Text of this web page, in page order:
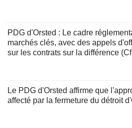
PDG d'Orsted : Le cadre
marchés clés, avec des appels
sur les contrats sur la différence
Le PDG d'Orsted affirme que
affecté par la fermeture du détroit